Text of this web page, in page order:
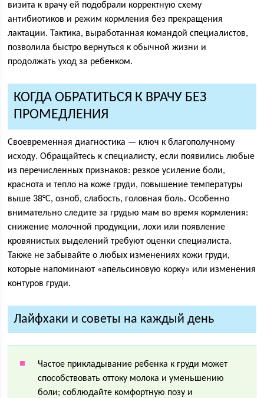
визита к врачу ей подобрали корректную схему
антибиотиков и режим кормления без прекращения
лактации. Тактика, выработанная командой специалистов,
позволила быстро вернуться к обычной жизни и
продолжать уход за ребенком.
КОГДА ОБРАТИТЬСЯ К ВРАЧУ БЕЗ
ПРОМЕДЛЕНИЯ
Своевременная диагностика — ключ к благополучному
исходу. Обращайтесь к специалисту, если появились любые
из перечисленных признаков: резкое усиление боли,
краснота и тепло на коже груди, повышение температуры
выше 38°C, озноб, слабость, головная боль. Особенно
внимательно следите за грудью мам во время кормления:
снижение молочной продукции, лохи или появление
кровянистых выделений требуют оценки специалиста.
Также не забывайте о любых изменениях кожи груди,
которые напоминают «апельсиновую корку» или изменения
контуров груди.
Лайфхаки и советы на каждый день
Частое прикладывание ребенка к груди может
способствовать оттоку молока и уменьшению
боли; соблюдайте комфортную позу и